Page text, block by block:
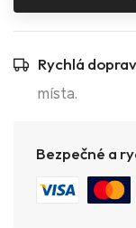
Rychlá
místa.
Bezpečné a